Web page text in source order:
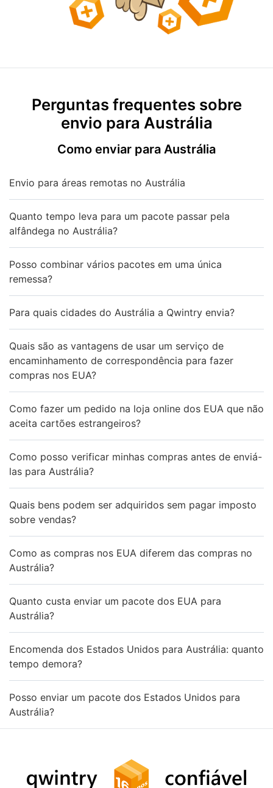
Perguntas frequentes sobre
envio para Austrália
Como enviar para Austrália
Envio para áreas remotas no Austrália
Quanto tempo leva para um pacote passar pela
alfândega no Austrália?
Posso combinar vários pacotes em uma única
remessa?
Para quais cidades do Austrália a Qwintry envia?
Quais são as vantagens de usar um serviço de
encaminhamento de correspondência para fazer
compras nos EUA?
Como fazer um pedido na loja online dos EUA que não
aceita cartões estrangeiros?
Como posso verificar minhas compras antes de enviá-
las para Austrália?
Quais bens podem ser adquiridos sem pagar imposto
sobre vendas?
Como as compras nos EUA diferem das compras no
Austrália?
Quanto custa enviar um pacote dos EUA para
Austrália?
Encomenda dos Estados Unidos para Austrália: quanto
tempo demora?
Posso enviar um pacote dos Estados Unidos para
Austrália?